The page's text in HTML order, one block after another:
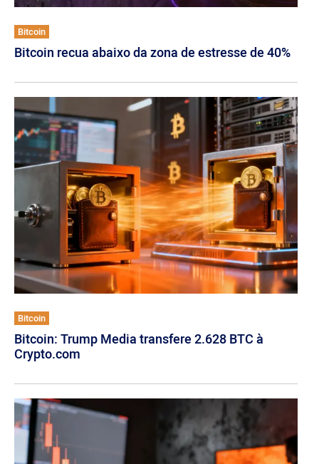
Bitcoin
Bitcoin recua abaixo da zona de estresse de 40%
Bitcoin
Bitcoin: Trump Media transfere 2.628 BTC à
Crypto.com